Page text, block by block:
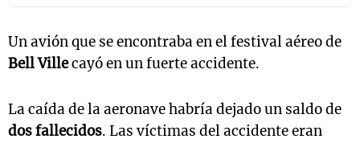
Un avión que se encontraba en el festival aéreo de
Bell Villecayó en un fuerte accidente.
La caída de la aeronave habría dejado un saldo de
dos fallecidos. Las víctimas del accidente eran